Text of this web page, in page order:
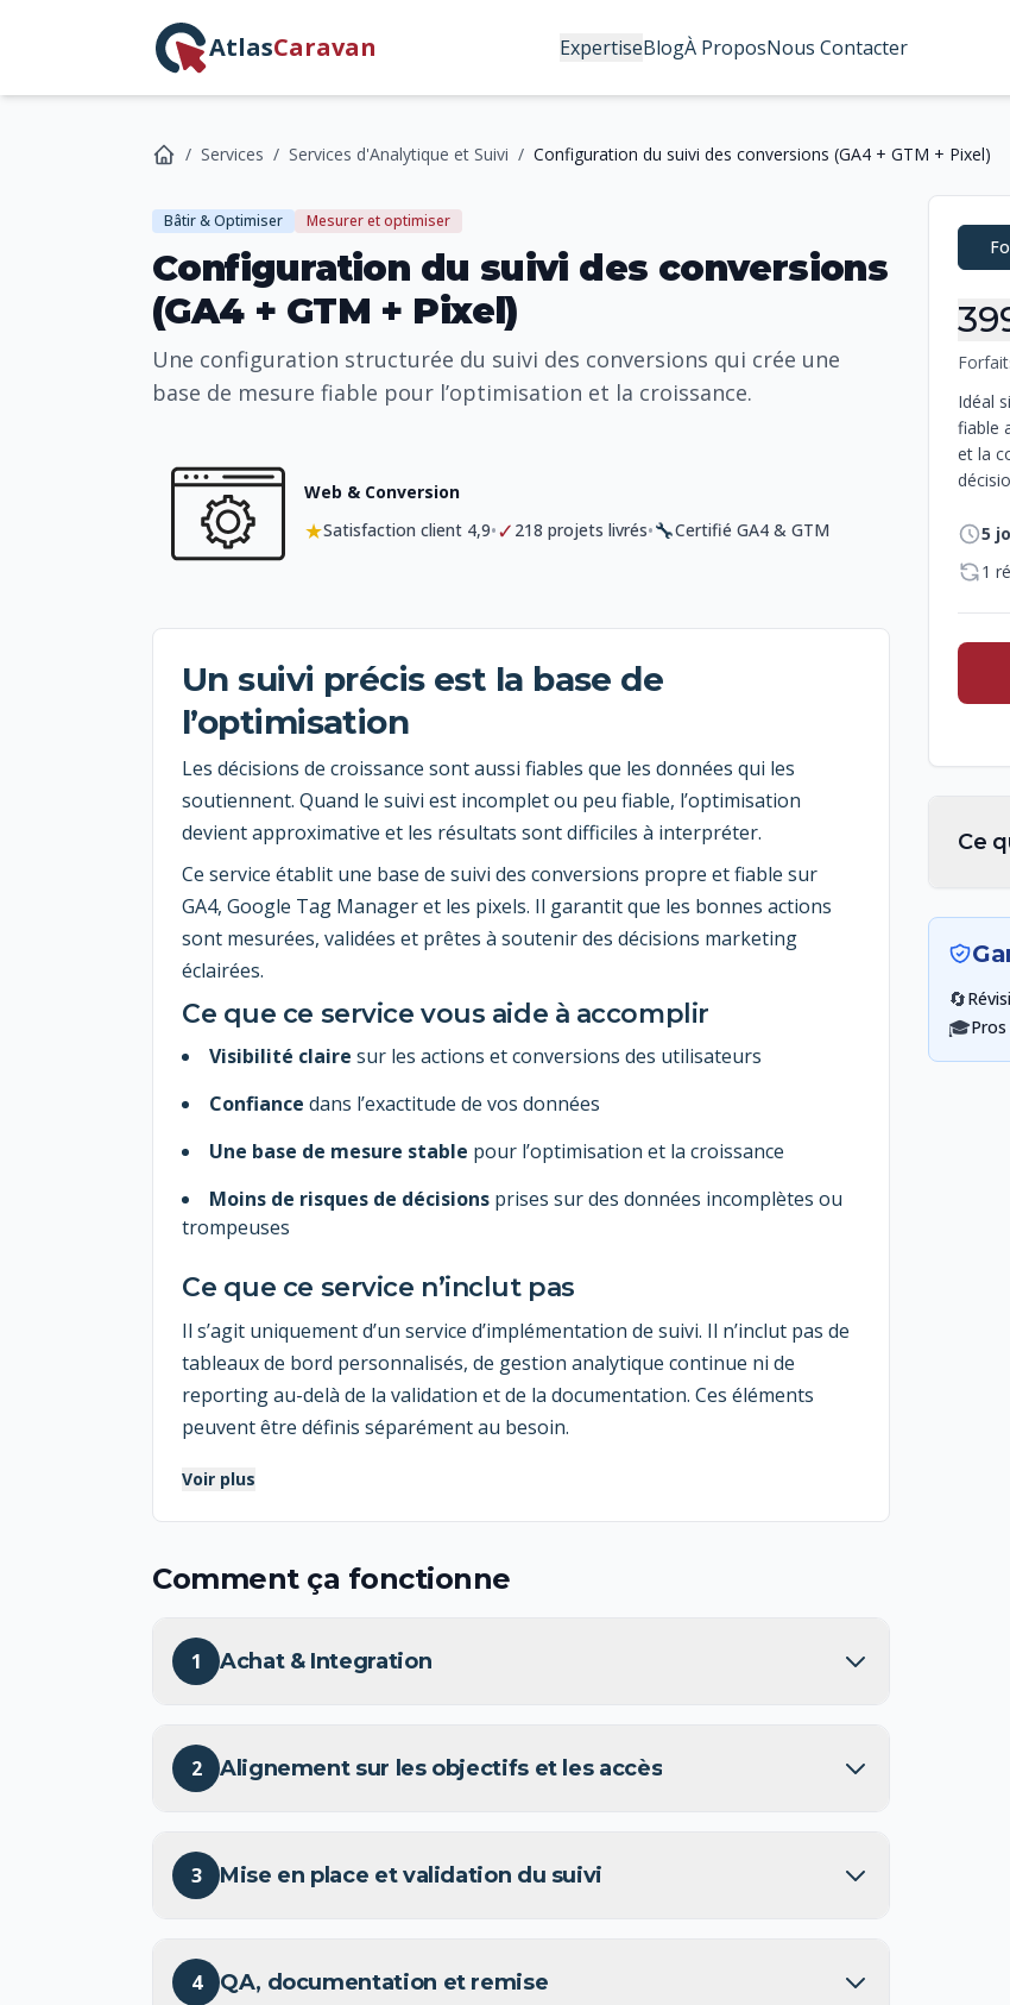
AtlasCaravan ExpertiseBlogÀ ProposNous Contacter
/ Services / Services d'Analytique et Suivi / Configuration du suivi des conversions (GA4 + GTM + Pixel)
Bâtir & Optimiser Mesurer et optimiser
Configuration du suivi des conversions
(GA4 + GTM + Pixel)
Une configuration structurée du suivi des conversions qui crée une
base de mesure fiable pour l’optimisation et la croissance.
Web & Conversion
★Satisfaction client 4,9•✓ 218 projets livrés•🔧Certifié GA4 & GTM
Un suivi précis est la base de
l’optimisation
Les décisions de croissance sont aussi fiables que les données qui les
soutiennent. Quand le suivi est incomplet ou peu fiable, l’optimisation
devient approximative et les résultats sont difficiles à interpréter.
Ce service établit une base de suivi des conversions propre et fiable sur
GA4, Google Tag Manager et les pixels. Il garantit que les bonnes actions
sont mesurées, validées et prêtes à soutenir des décisions marketing
éclairées.
Ce que ce service vous aide à accomplir
Visibilité claire sur les actions et conversions des utilisateurs
Confiance dans l’exactitude de vos données
Une base de mesure stable pour l’optimisation et la croissance
Moins de risques de décisions prises sur des données incomplètes ou
trompeuses
Ce que ce service n’inclut pas
Il s’agit uniquement d’un service d’implémentation de suivi. Il n’inclut pas de
tableaux de bord personnalisés, de gestion analytique continue ni de
reporting au-delà de la validation et de la documentation. Ces éléments
peuvent être définis séparément au besoin.
Voir plus
Comment ça fonctionne
1 Achat & Integration
2 Alignement sur les objectifs et les accès
3 Mise en place et validation du suivi
4 QA, documentation et remise
Idéal
fiable
et la
5
1
Ce
🔄
🎓